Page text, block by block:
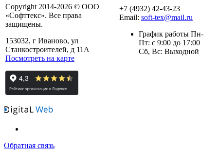
Copyright 2014-2026 © ООО
«Софттекс». Все права
защищены.
153032, г Иваново, ул
Станкостроителей, д 11А
Посмотреть на карте
+7 (4932) 42-43-23
Email: soft-tex@mail.ru
График работы Пн-
Пт: с 9:00 до 17:00
Сб, Вс: Выходной
Обратная связь